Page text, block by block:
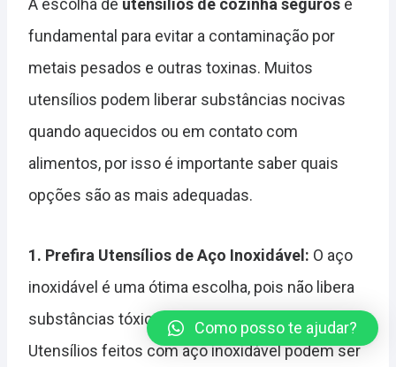
A escolha de utensílios de cozinha seguros é
fundamental para evitar a contaminação por
metais pesados e outras toxinas. Muitos
utensílios podem liberar substâncias nocivas
quando aquecidos ou em contato com
alimentos, por isso é importante saber quais
opções são as mais adequadas.
1. Prefira Utensílios de Aço Inoxidável: O aço
inoxidável é uma ótima escolha, pois não libera
substâncias tóxicas e é extremamente durável.
Utensílios feitos com aço inoxidável podem ser
Como posso te ajudar?